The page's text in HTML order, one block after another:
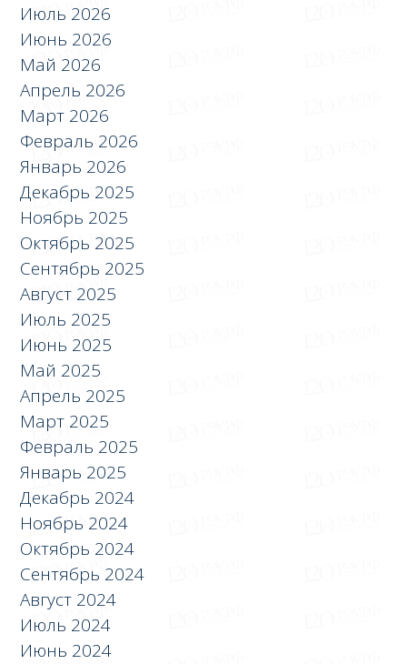
Июль 2026
Июнь 2026
Май 2026
Апрель 2026
Март 2026
Февраль 2026
Январь 2026
Декабрь 2025
Ноябрь 2025
Октябрь 2025
Сентябрь 2025
Август 2025
Июль 2025
Июнь 2025
Май 2025
Апрель 2025
Март 2025
Февраль 2025
Январь 2025
Декабрь 2024
Ноябрь 2024
Октябрь 2024
Сентябрь 2024
Август 2024
Июль 2024
Июнь 2024